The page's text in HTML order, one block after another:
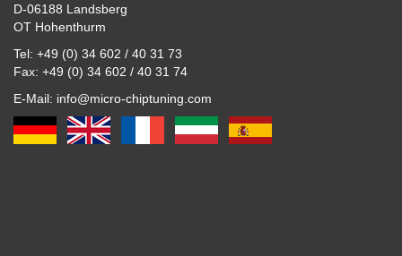
D-06188 Landsberg
OT Hohenthurm
Tel: +49 (0) 34 602 / 40 31 73
Fax: +49 (0) 34 602 / 40 31 74
E-Mail: info@micro-chiptuning.com